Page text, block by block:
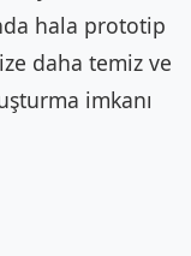
hala prototip
daha temiz ve
imkanı